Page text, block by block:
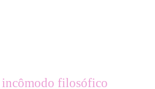
incômodo filosófico